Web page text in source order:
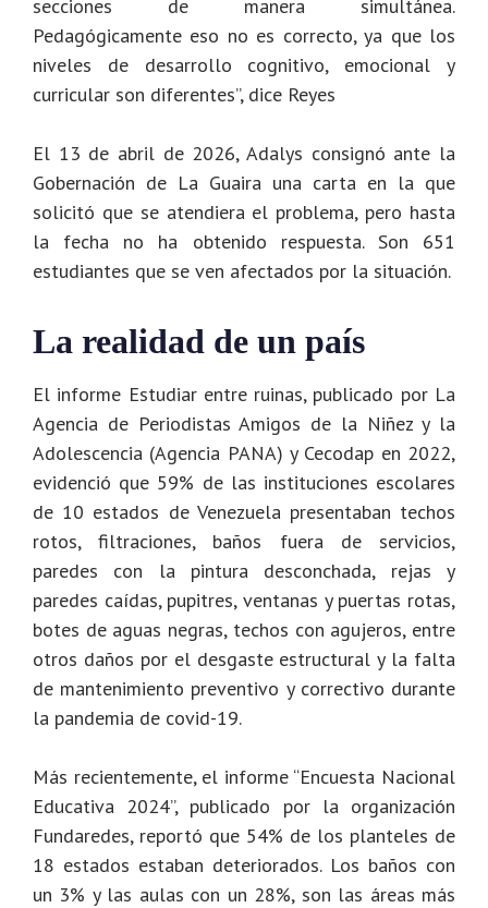
secciones de manera simultánea.
Pedagógicamente eso no es correcto, ya que los
niveles de desarrollo cognitivo, emocional y
curricular son diferentes”, dice Reyes
El 13 de abril de 2026, Adalys consignó ante la
Gobernación de La Guaira una carta en la que
solicitó que se atendiera el problema, pero hasta
la fecha no ha obtenido respuesta. Son 651
estudiantes que se ven afectados por la situación.
La realidad de un país
El informe Estudiar entre ruinas, publicado por La
Agencia de Periodistas Amigos de la Niñez y la
Adolescencia (Agencia PANA) y Cecodap en 2022,
evidenció que 59% de las instituciones escolares
de 10 estados de Venezuela presentaban techos
rotos, filtraciones, baños fuera de servicios,
paredes con la pintura desconchada, rejas y
paredes caídas, pupitres, ventanas y puertas rotas,
botes de aguas negras, techos con agujeros, entre
otros daños por el desgaste estructural y la falta
de mantenimiento preventivo y correctivo durante
la pandemia de covid-19.
Más recientemente, el informe “Encuesta Nacional
Educativa 2024”, publicado por la organización
Fundaredes, reportó que 54% de los planteles de
18 estados estaban deteriorados. Los baños con
un 3% y las aulas con un 28%, son las áreas más